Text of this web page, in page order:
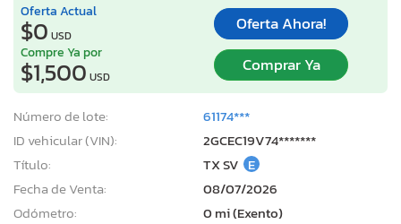
Oferta Actual
$0 USD
Oferta Ahora!
Compre Ya por
$1,500 USD
Comprar Ya
Número de lote:
61174***
ID vehicular (VIN):
2GCEC19V74*******
Título:
TX SV E
Fecha de Venta:
08/07/2026
Odómetro:
0 mi (Exento)